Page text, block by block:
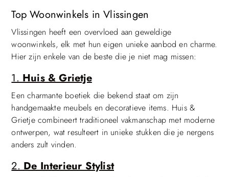
Top Woonwinkels in Vlissingen
Vlissingen heeft een overvloed aan geweldige
woonwinkels, elk met hun eigen unieke aanbod en charme.
Hier zijn enkele van de beste die je niet mag missen:
1.Huis & Grietje
Een charmante boetiek die bekend staat om zijn
handgemaakte meubels en decoratieve items. Huis &
Grietje combineert traditioneel vakmanschap met moderne
ontwerpen, wat resulteert in unieke stukken die je nergens
anders zult vinden.
2.De Interieur Stylist